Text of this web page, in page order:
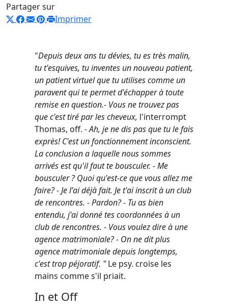
Partager sur
Imprimer
"Depuis deux ans tu dévies, tu es très malin,
tu t'esquives, tu inventes un nouveau patient,
un patient virtuel que tu utilises comme un
paravent qui te permet d'échapper à toute
remise en question.- Vous ne trouvez pas
que c'est tiré par les cheveux, l'interrompt
Thomas, off. - Ah, je ne dis pas que tu le fais
exprès! C'est un fonctionnement inconscient.
La conclusion a laquelle nous sommes
arrivés est qu'il faut te bousculer. - Me
bousculer ? Quoi qu'est-ce que vous allez me
faire? - Je l'ai déjà fait. Je t'ai inscrit à un club
de rencontres. - Pardon? - Tu as bien
entendu, j'ai donné tes coordonnées à un
club de rencontres. - Vous voulez dire à une
agence matrimoniale? - On ne dit plus
agence matrimoniale depuis longtemps,
c'est trop péjoratif. "Le psy. croise les
mains comme s'il priait.
In et Off